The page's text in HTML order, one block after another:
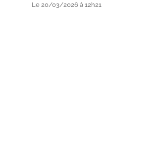
Le 20/03/2026 à 12h21